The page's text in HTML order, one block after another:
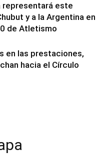
representará este
y a la Argentina en
de Atletismo
en las prestaciones,
hacia el Círculo